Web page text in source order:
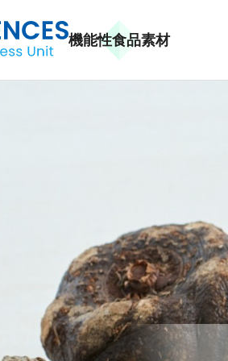
機能性食品素材